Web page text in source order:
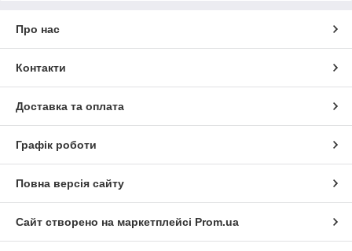
Про нас
Контакти
Доставка та оплата
Графік роботи
Повна версія сайту
Сайт створено на маркетплейсі Prom.ua